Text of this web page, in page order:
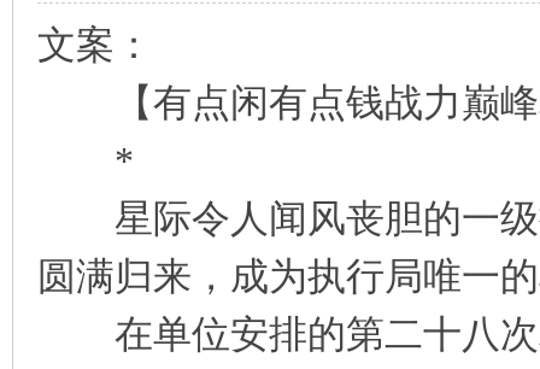
文案：
【有点闲有点钱战力巅峰
*
星际令人闻风丧胆的一级
圆满归来，成为执行局唯一
在单位安排的第二十八次